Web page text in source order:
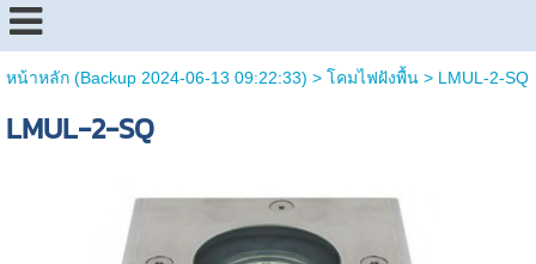
หน้าหลัก (Backup 2024-06-13 09:22:33) > โคมไฟฝังพื้น> LMUL-2-SQ
LMUL-2-SQ